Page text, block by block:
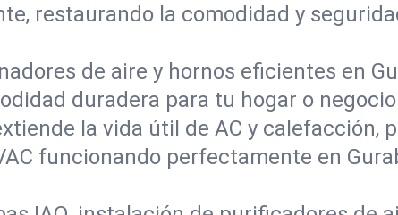
restaurando la comodidad y
de aire y hornos eficientes en
duradera para tu hogar o
la vida útil de AC y calefacción,
funcionando perfectamente en